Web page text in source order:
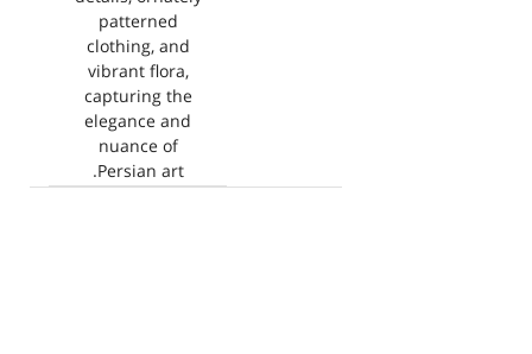
patterned
clothing, and
vibrant flora,
capturing the
elegance and
nuance of
Persian art.